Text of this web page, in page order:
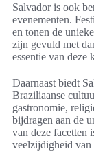
Salvador is ook
evenementen.
en tonen de
zijn gevuld met
essentie van deze
Daarnaast biedt
Braziliaanse
gastronomie,
bijdragen aan de
van deze facetten
veelzijdigheid van